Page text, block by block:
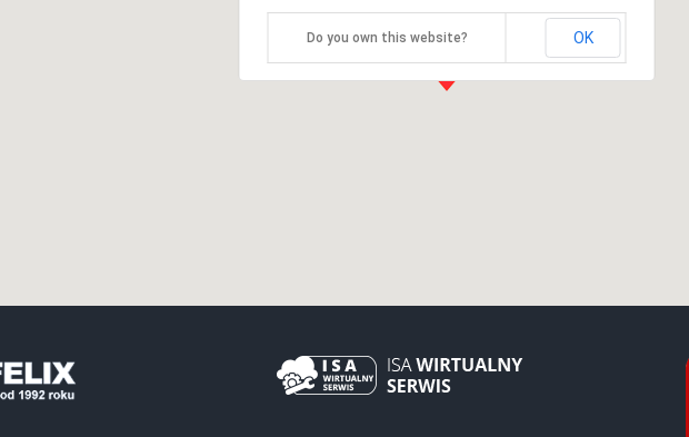
Do you own this website? OK